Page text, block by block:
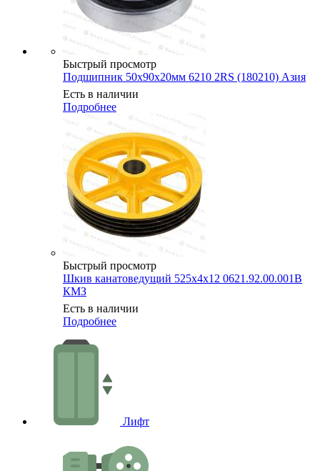
Быстрый просмотр
Подшипник 50х90х20мм 6210 2RS (180210) Азия
Есть в наличии
Подробнее
Быстрый просмотр
Шкив канатоведущий 525х4х12 0621.92.00.001В
КМЗ
Есть в наличии
Подробнее
Лифт